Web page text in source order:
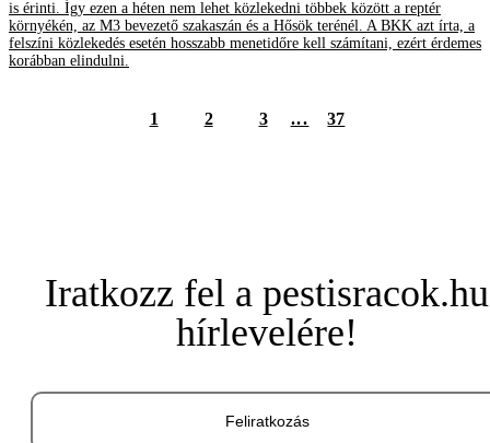
is érinti. Így ezen a héten nem lehet közlekedni többek között a reptér
környékén, az M3 bevezető szakaszán és a Hősök terénél. A BKK azt írta, a
felszíni közlekedés esetén hosszabb menetidőre kell számítani, ezért érdemes
korábban elindulni.
1 2 3 ... 37
Iratkozz fel a pestisracok.hu
hírlevelére!
Feliratkozás